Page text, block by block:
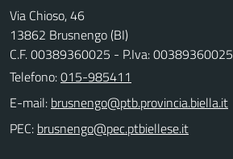
Via Chioso, 46
13862 Brusnengo (BI)
C.F. 00389360025 - P.Iva: 00389360025
Telefono:015-985411
E-mail:
PEC: